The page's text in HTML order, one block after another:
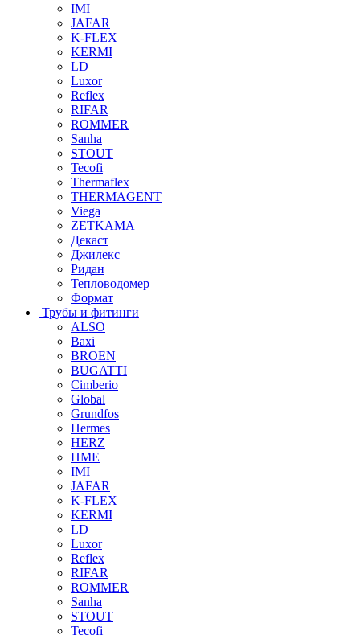
IMI
JAFAR
K-FLEX
KERMI
LD
Luxor
Reflex
RIFAR
ROMMER
Sanha
STOUT
Tecofi
Thermaflex
THERMAGENT
Viega
ZETKAMA
Декаст
Джилекс
Ридан
Тепловодомер
Формат
Трубы и фитинги
ALSO
Baxi
BROEN
BUGATTI
Cimberio
Global
Grundfos
Hermes
HERZ
HME
IMI
JAFAR
K-FLEX
KERMI
LD
Luxor
Reflex
RIFAR
ROMMER
Sanha
STOUT
Tecofi